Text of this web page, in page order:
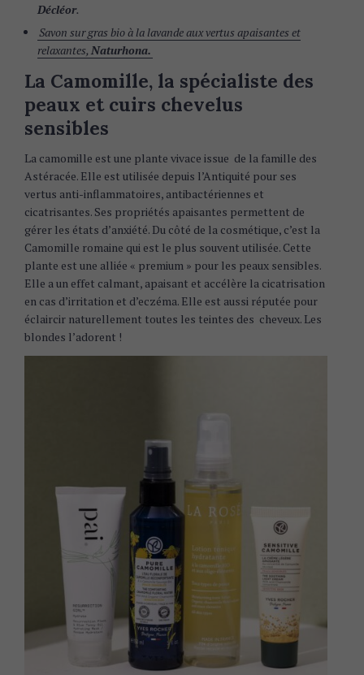
Décléor.
Savon sur gras bio à la lavande aux vertus apaisantes et
relaxantes, Naturhona.
La Camomille, la spécialiste des
peaux et cuirs chevelus
sensibles
La camomille est une plante vivace issue de la famille des
Astéracée. Elle est utilisée depuis l’Antiquité pour ses
vertus anti-inflammatoires, antibactériennes et
cicatrisantes. Ses propriétés apaisantes permettent de
gérer les états d’anxiété. Du côté de la cosmétique, c’est la
Camomille romaine qui est le plus souvent utilisée. Cette
plante est une alliée « premium » pour les peaux sensibles.
Elle a un effet calmant, apaisant et accélère la cicatrisation
en cas d’irritation et d’eczéma. Elle est aussi réputée pour
éclaircir naturellement toutes les teintes des cheveux. Les
blondes l’adorent !